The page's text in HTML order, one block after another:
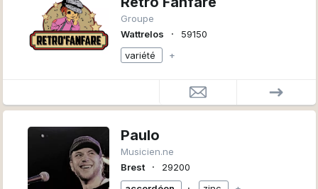
Groupe
Wattrelos
∙
59150
variété
+
Paulo
Musicien.ne
Brest
∙
29200